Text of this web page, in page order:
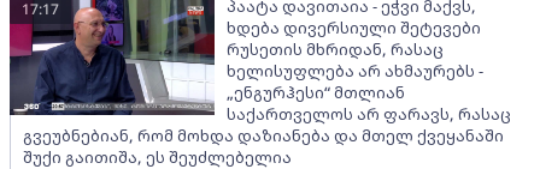
პაატა დავითაია - ეჭვი მაქვს,
ხდება დივერსიული შეტევები
რუსეთის მხრიდან, რასაც
ხელისუფლება არ ახმაურებს -
„ენგურჰესი“ მთლიან
საქართველოს არ ფარავს, რასაც
გვეუბნებიან, რომ მოხდა დაზიანება და მთელ ქვეყანაში
შუქი გაითიშა, ეს შეუძლებელია
17:17